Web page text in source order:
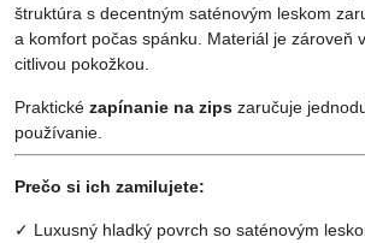
štruktúra s decentným saténovým leskom
a komfort počas spánku. Materiál je zároveň
citlivou pokožkou.
Praktické zapínanie na zips zaručuje
používanie.
Prečo si ich zamilujete:
✓ Luxusný hladký povrch so saténovým